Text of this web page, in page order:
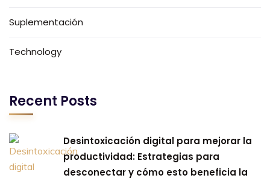
Suplementación
Technology
Recent Posts
Desintoxicación digital para mejorar la
productividad: Estrategias para
desconectar y cómo esto beneficia la